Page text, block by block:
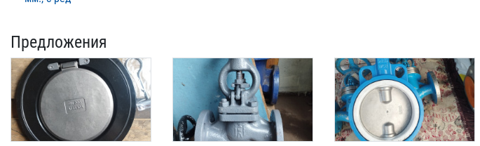
Предложения